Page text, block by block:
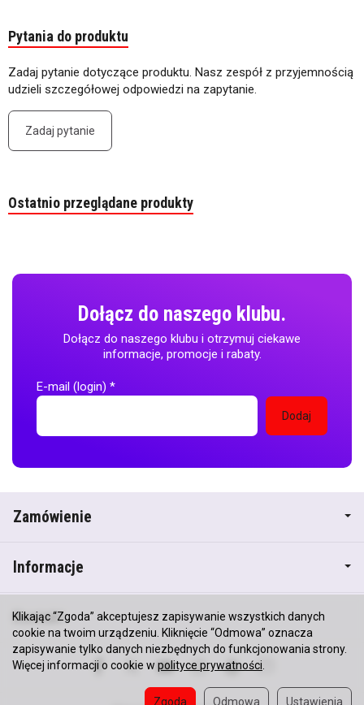
Pytania do produktu
Zadaj pytanie dotyczące produktu. Nasz zespół z przyjemnością
udzieli szczegółowej odpowiedzi na zapytanie.
Zadaj pytanie
Ostatnio przeglądane produkty
Dołącz do naszego klubu.
Dołącz do naszego klubu i otrzymuj ciekawe
informacje, promocje i rabaty.
E-mail (login) *
Zamówienie
Informacje
Kontakt
Klikając “Zgoda” akceptujesz zapisywanie wszystkich danych
cookie na twoim urządzeniu. Kliknięcie “Odmowa” oznacza
zapisywanie tylko danych niezbędnych do funkcjonowania strony.
Więcej informacji o cookie w polityce prywatności
Ustawienia
Odmowa
Zgoda